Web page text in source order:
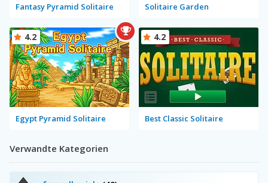
Fantasy Pyramid Solitaire Solitaire Garden
Egypt Pyramid Solitaire
4.2
Best Classic Solitaire
4.2
Verwandte Kategorien